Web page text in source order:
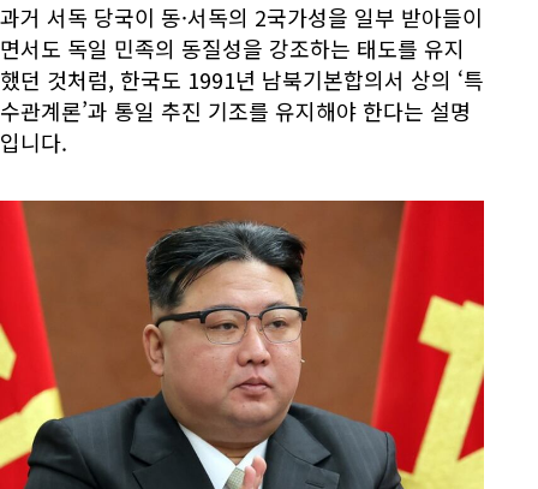
과거 서독 당국이 동·서독의 2국가성을 일부 받아들이
면서도 독일 민족의 동질성을 강조하는 태도를 유지
했던 것처럼, 한국도 1991년 남북기본합의서 상의 ‘특
수관계론’과 통일 추진 기조를 유지해야 한다는 설명
입니다.